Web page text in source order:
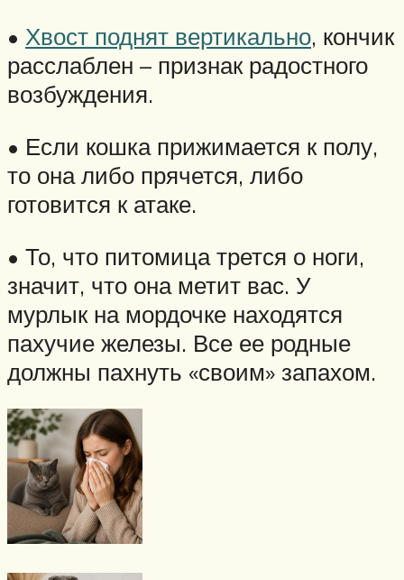
• Хвост поднят вертикально, кончик
расслаблен – признак радостного
возбуждения.
• Если кошка прижимается к полу,
то она либо прячется, либо
готовится к атаке.
• То, что питомица трется о ноги,
значит, что она метит вас. У
мурлык на мордочке находятся
пахучие железы. Все ее родные
должны пахнуть «своим» запахом.